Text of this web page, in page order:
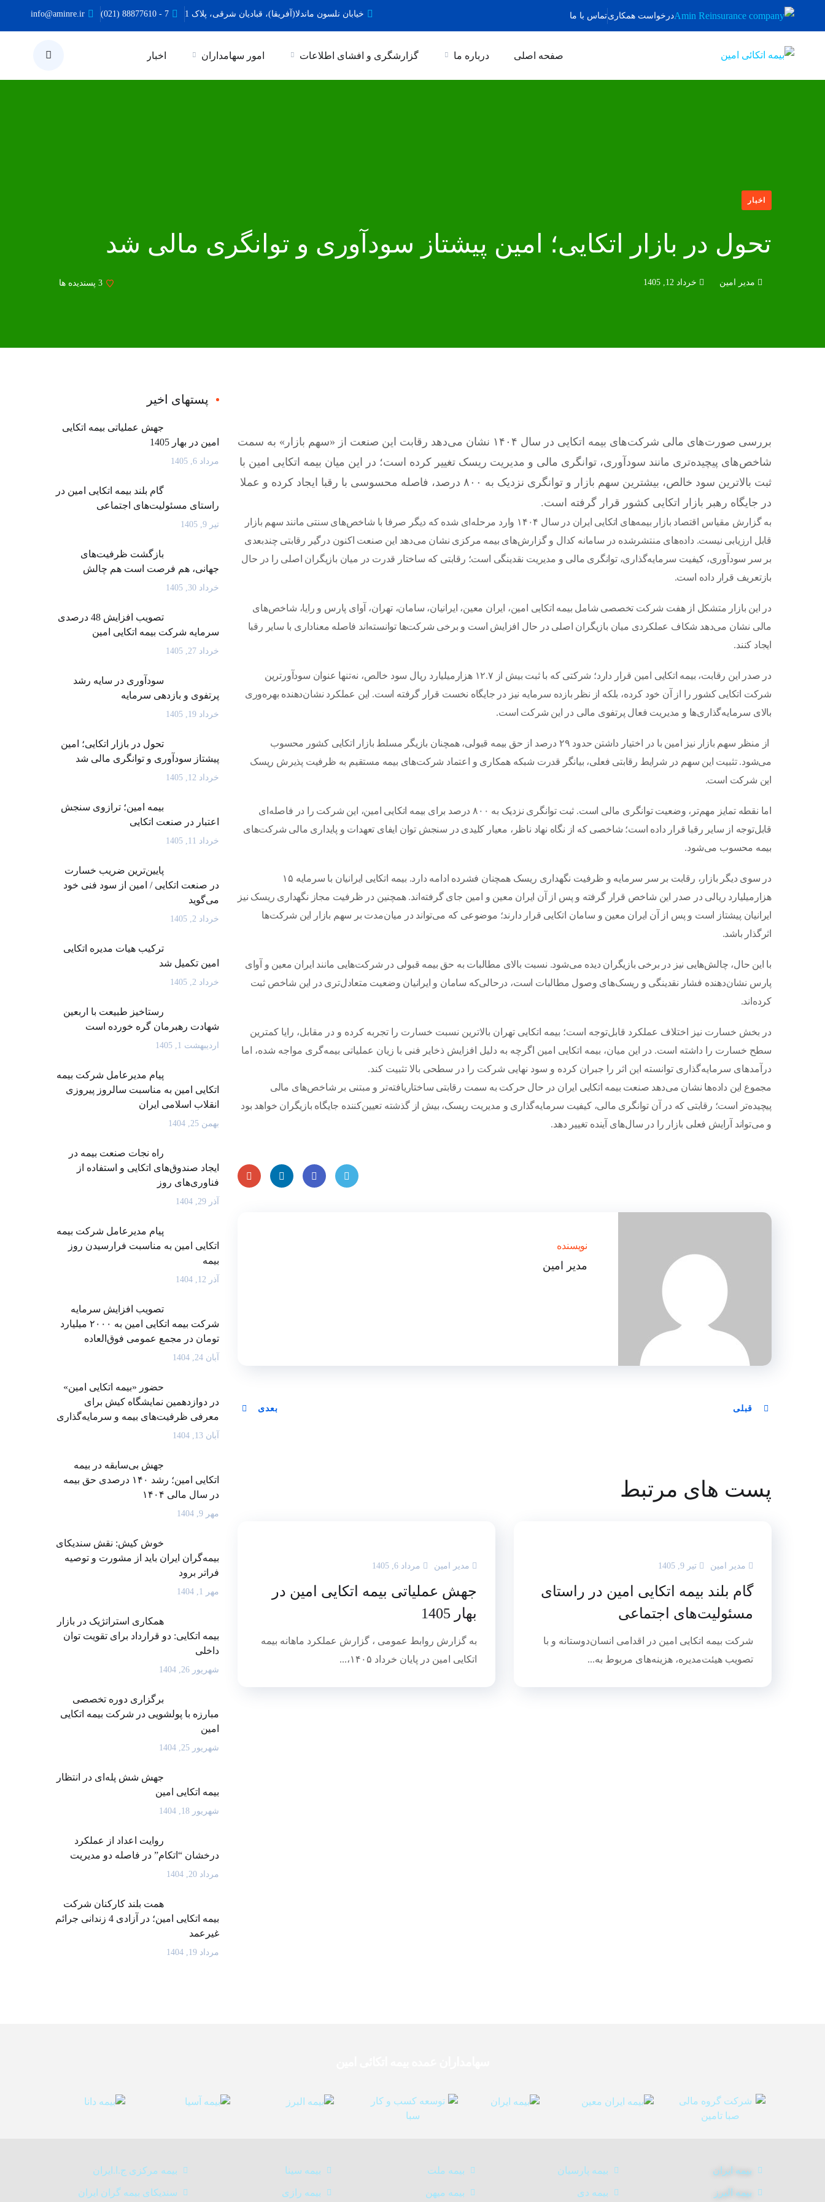
درخواست همکاریتماس با ما خیابان نلسون ماندلا(آفریقا)، قبادیان شرقی، پلاک 1 7 - 88877610 (021)
info@aminre.ir
صفحه اصلی درباره ما گزارشگری و افشای اطلاعات امور سهامداران اخبار
اخبار
تحول در بازار اتکایی؛ امین پیشتاز سودآوری و توانگری مالی شد
مدیر امین خرداد 12, 1405 3 پسندیده ها
بررسی صورت‌های مالی شرکت‌های بیمه اتکایی در سال ۱۴۰۴ نشان می‌دهد رقابت این صنعت از «سهم بازار» به سمت
شاخص‌های پیچیده‌تری مانند سودآوری، توانگری مالی و مدیریت ریسک تغییر کرده است؛ در این میان بیمه اتکایی امین با
ثبت بالاترین سود خالص، بیشترین سهم بازار و توانگری نزدیک به ۸۰۰ درصد، فاصله محسوسی با رقبا ایجاد کرده و عملا
در جایگاه رهبر بازار اتکایی کشور قرار گرفته است.
به گزارش مقیاس اقتصاد بازار بیمه‌های اتکایی ایران در سال ۱۴۰۴ وارد مرحله‌ای شده که دیگر صرفا با شاخص‌های سنتی مانند سهم بازار
قابل ارزیابی نیست. داده‌های منتشرشده در سامانه کدال و گزارش‌های بیمه مرکزی نشان می‌دهد این صنعت اکنون درگیر رقابتی چندبعدی
بر سر سودآوری، کیفیت سرمایه‌گذاری، توانگری مالی و مدیریت نقدینگی است؛ رقابتی که ساختار قدرت در میان بازیگران اصلی را در حال
بازتعریف قرار داده است.
در این بازار متشکل از هفت شرکت تخصصی شامل بیمه اتکایی امین، ایران معین، ایرانیان، سامان، تهران، آوای پارس و رایا، شاخص‌های
مالی نشان می‌دهد شکاف عملکردی میان بازیگران اصلی در حال افزایش است و برخی شرکت‌ها توانسته‌اند فاصله معناداری با سایر رقبا
ایجاد کنند.
در صدر این رقابت، بیمه اتکایی امین قرار دارد؛ شرکتی که با ثبت بیش از ۱۲.۷ هزار‌میلیارد ریال سود خالص، نه‌تنها عنوان سودآورترین
شرکت اتکایی کشور را از آن خود کرده، بلکه از نظر بازده سرمایه نیز در جایگاه نخست قرار گرفته است. این عملکرد نشان‌دهنده بهره‌وری
بالای سرمایه‌گذاری‌ها و مدیریت فعال پرتفوی مالی در این شرکت است.
از منظر سهم بازار نیز امین با در اختیار داشتن حدود ۲۹ درصد از حق بیمه قبولی، همچنان بازیگر مسلط بازار اتکایی کشور محسوب
می‌شود. تثبیت این سهم در شرایط رقابتی فعلی، بیانگر قدرت شبکه همکاری و اعتماد شرکت‌های بیمه مستقیم به ظرفیت پذیرش ریسک
این شرکت است.
اما نقطه تمایز مهم‌تر، وضعیت توانگری مالی است. ثبت توانگری نزدیک به ۸۰۰ درصد برای بیمه اتکایی امین، این شرکت را در فاصله‌ای
قابل‌توجه از سایر رقبا قرار داده است؛ شاخصی که از نگاه نهاد ناظر، معیار کلیدی در سنجش توان ایفای تعهدات و پایداری مالی شرکت‌های
بیمه محسوب می‌شود.
در سوی دیگر بازار، رقابت بر سر سرمایه و ظرفیت نگهداری ریسک همچنان فشرده ادامه دارد. بیمه اتکایی ایرانیان با سرمایه ۱۵
هزار‌میلیارد ریالی در صدر این شاخص قرار گرفته و پس از آن ایران معین و امین جای گرفته‌اند. همچنین در ظرفیت مجاز نگهداری ریسک نیز
ایرانیان پیشتاز است و پس از آن ایران معین و سامان اتکایی قرار دارند؛ موضوعی که می‌تواند در میان‌مدت بر سهم بازار این شرکت‌ها
اثرگذار باشد.
با این حال، چالش‌هایی نیز در برخی بازیگران دیده می‌شود. نسبت بالای مطالبات به حق بیمه قبولی در شرکت‌هایی مانند ایران معین و آوای
پارس نشان‌دهنده فشار نقدینگی و ریسک‌های وصول مطالبات است، درحالی‌که سامان و ایرانیان وضعیت متعادل‌تری در این شاخص ثبت
کرده‌اند.
در بخش خسارت نیز اختلاف عملکرد قابل‌توجه است؛ بیمه اتکایی تهران بالاترین نسبت خسارت را تجربه کرده و در مقابل، رایا کمترین
سطح خسارت را داشته است. در این میان، بیمه اتکایی امین اگرچه به دلیل افزایش ذخایر فنی با زیان عملیاتی بیمه‌گری مواجه شده، اما
درآمدهای سرمایه‌گذاری توانسته این اثر را جبران کرده و سود نهایی شرکت را در سطحی بالا تثبیت کند.
مجموع این داده‌ها نشان می‌دهد صنعت بیمه اتکایی ایران در حال حرکت به سمت رقابتی ساختاریافته‌تر و مبتنی بر شاخص‌های مالی
پیچیده‌تر است؛ رقابتی که در آن توانگری مالی، کیفیت سرمایه‌گذاری و مدیریت ریسک، بیش از گذشته تعیین‌کننده جایگاه بازیگران خواهد بود
و می‌تواند آرایش فعلی بازار را در سال‌های آینده تغییر دهد.
نویسنده
مدیر امین
قبلی بعدی
پست های مرتبط
مدیر امین مرداد 6, 1405
جهش عملیاتی بیمه اتکایی امین در
بهار 1405
به گزارش روابط عمومی ، گزارش عملکرد ماهانه بیمه
اتکایی امین در پایان خرداد ۱۴۰۵،...
مدیر امین تیر 9, 1405
گام بلند بیمه اتکایی امین در راستای
مسئولیت‌های اجتماعی
شرکت بیمه اتکایی امین در اقدامی انسان‌دوستانه و با
تصویب هیئت‌مدیره، هزینه‌های مربوط به...
پستهای اخیر
جهش عملیاتی بیمه اتکایی
امین در بهار 1405
مرداد 6, 1405
گام بلند بیمه اتکایی امین در
راستای مسئولیت‌های اجتماعی
تیر 9, 1405
بازگشت ظرفیت‌های
جهانی، هم فرصت است هم چالش
خرداد 30, 1405
تصویب افزایش 48 درصدی
سرمایه شرکت بیمه اتکایی امین
خرداد 27, 1405
سودآوری در سایه رشد
پرتفوی و بازدهی سرمایه
خرداد 19, 1405
تحول در بازار اتکایی؛ امین
پیشتاز سودآوری و توانگری مالی شد
خرداد 12, 1405
بیمه امین؛ ترازوی سنجش
اعتبار در صنعت اتکایی
خرداد 11, 1405
پایین‌ترین ضریب خسارت
در صنعت اتکایی / امین از سود فنی خود
می‌گوید
خرداد 2, 1405
ترکیب هیات مدیره اتکایی
امین تکمیل شد
خرداد 2, 1405
رستاخیز طبیعت با اربعین
شهادت رهبرمان گره خورده است
اردیبهشت 1, 1405
پیام مدیرعامل شرکت بیمه
اتکایی امین به مناسبت سالروز پیروزی
انقلاب اسلامی ایران
بهمن 25, 1404
راه نجات صنعت بیمه در
ایجاد صندوق‌های اتکایی و استفاده از
فناوری‌های روز
آذر 29, 1404
پیام مدیرعامل شرکت بیمه
اتکایی امین به مناسبت فرارسیدن روز
بیمه
آذر 12, 1404
تصویب افزایش سرمایه
شرکت بیمه اتکایی امین به ۲۰۰۰ میلیارد
تومان در مجمع عمومی فوق‌العاده
آبان 24, 1404
حضور «بیمه اتکایی امین»
در دوازدهمین نمایشگاه کیش برای
معرفی ظرفیت‌های بیمه و سرمایه‌گذاری
آبان 13, 1404
جهش بی‌سابقه در بیمه
اتکایی امین؛ رشد ۱۴۰ درصدی حق بیمه
در سال مالی ۱۴۰۴
مهر 9, 1404
خوش کیش: نقش سندیکای
بیمه‌گران ایران باید از مشورت و توصیه
فراتر برود
مهر 1, 1404
همکاری استراتژیک در بازار
بیمه اتکایی: دو قرارداد برای تقویت توان
داخلی
شهریور 26, 1404
برگزاری دوره تخصصی
مبارزه با پولشویی در شرکت بیمه اتکایی
امین
شهریور 25, 1404
جهش شش پله‌ای در انتظار
بیمه اتکایی امین
شهریور 18, 1404
روایت اعداد از عملکرد
درخشان “اتکام” در فاصله دو مدیریت
مرداد 20, 1404
همت بلند کارکنان شرکت
بیمه اتکایی امین؛ در آزادی 4 زندانی جرائم
غیرعمد
مرداد 19, 1404
بیمه ایران
بیمه البرز
بیمه پارسیان
بیمه دی
بیمه ملت
بیمه میهن
بیمه سینا
بیمه رازی
بیمه مرکزی ج.ا.ایران
سندیکای بیمه گران ایران